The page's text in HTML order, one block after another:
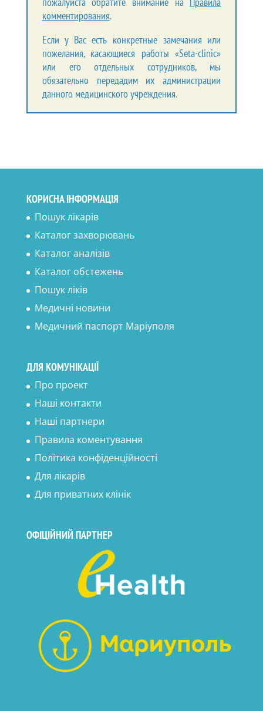
комментирования.
Если у Вас есть конкретные замечания или
пожелания, касающиеся работы «Seta-clinic»
или его отдельных сотрудников, мы
обязательно передадим их администрации
данного медицинского учреждения.
КОРИСНА ІНФОРМАЦІЯ
Пошук лікарів
Каталог захворювань
Каталог аналізів
Каталог обстежень
Пошук ліків
Медичні новини
Медичний паспорт Маріуполя
ДЛЯ КОМУНІКАЦІЇ
Про проект
Наші контакти
Наші партнери
Правила коментування
Політика конфіденційності
Для лікарів
Для приватних клінік
ОФІЦІЙНИЙ ПАРТНЕР